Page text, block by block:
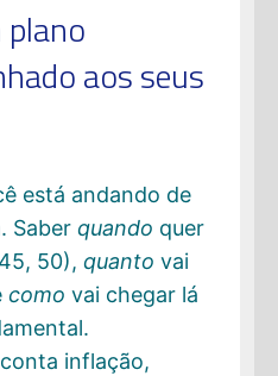
aos seus
está andando de
Saber quando quer
50), quanto vai
como vai chegar lá
inflação,